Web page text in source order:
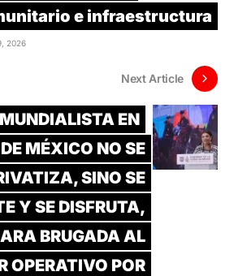
e infraestructura
2026
Next Article
EN
MÉXICO NO SE
SINO SE
Y SE DISFRUTA,
BRUGADA AL
OPERATIVO POR